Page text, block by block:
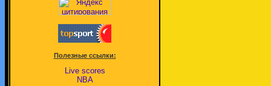
Полезные ссылки:
Live scores
NBA